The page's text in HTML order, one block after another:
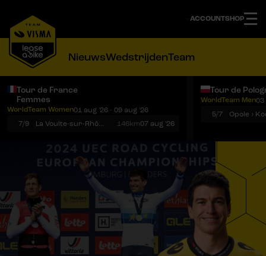
ACCOUNTSHOP
NieuwsWedstrijdenTeam
Tour de France
Femmes
WorldTeam Women01 aug '26 - 09 aug '26
7/9
La Voulte-sur-Rhône › Mont Ventoux 146km07 aug '26
Tour de
WorldTeam Men03
5/7